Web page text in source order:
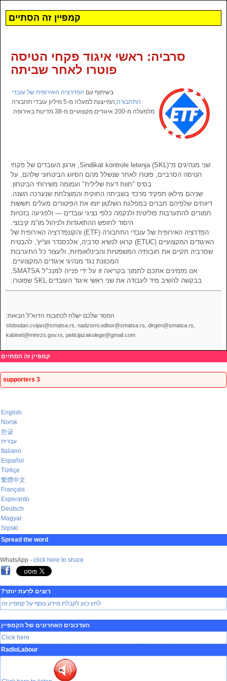
קמפיין זה הסתיים
סרביה: ראשי איגוד פקחי הטיסה
פוטרו לאחר שביתה
בשיתוף עם הפדרציה האירופית של עובדי
התחבורה
,המייצגת למעלה מ-5 מיליון עובדי תחבורה
מלמעלה מ-200 איגודים מקצועיים מ-38 מדינות באירופה.
שני מנהיגים מ־Sindikat kontrole letenja (SKL), ארגון העובדים של פקחי
הטיסה הסרביים, פוטרו לאחר שנשלל מהם הסיווג הביטחוני שלהם, על
בסיס "חוות דעת שלילית" ועמומה משירותי הביטחון.
שניהם מילאו תפקיד מרכזי בשביתה החוקית והמוצלחת שנערכה השנה.
דיווחים שלפיהם חברים במפלגת השלטון יזמו את הפיטורים מעלים חששות
חמורים להתערבות פוליטית ולנקמה כלפי נציגי עובדים — ולפגיעה בזכויות
היסוד לחופש ההתאגדות ולניהול מו"מ קיבוצי.
הפדרציה האירופית של עובדי התחבורה (ETF) והקונפדרציה האירופית של
האיגודים המקצועיים (ETUC) קראו לנשיא סרביה, אלכסנדר ווצ'יץ', להבטיח
שסרביה תקיים את חובותיה המשפטיות והבינלאומיות, ולעצור כל התערבות
המכוונת נגד מנהיגי איגודים המקצועיים.
אנו מזמינים אתכם לתמוך בקריאה זו על ידי פנייה למנכ"ל SMATSA,
בבקשה להשיב מיד לעבודה את שני ראשי איגוד העובדים SKL שפוטרו.
המסר שלכם ישלח לכתובות הדוא"ל הבאות:
slobodan.cvijan@smatsa.rs, nadzorni.odbor@smatsa.rs, dirgen@smatsa.rs,
kabinet@minrzs.gov.rs, peticijazakolege@gmail.com
קמפיין זה הסתיים
3 supporters
English
Norsk
한글
עברית
Italiano
Español
Türkçe
繁體中文
Français
Esperanto
Deutsch
Magyar
Srpski
Spread the word
WhatsApp - click here to share
רוצים לדעת יותר?
לחץ כאן לקבלת מידע נוסף על קמפיין זה
העדכונים האחרונים של הקמפיין
Click here
RadioLabour